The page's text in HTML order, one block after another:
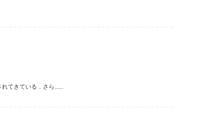
てきている．さら......